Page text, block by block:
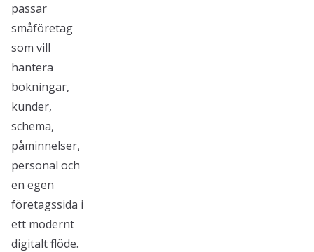
passar
småföretag
som vill
hantera
bokningar,
kunder,
schema,
påminnelser,
personal och
en egen
företagssida i
ett modernt
digitalt flöde.